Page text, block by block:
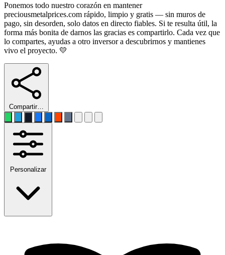
Ponemos todo nuestro corazón en mantener
preciousmetalprices.com rápido, limpio y gratis — sin muros de
pago, sin desorden, solo datos en directo fiables. Si te resulta útil, la
forma más bonita de darnos las gracias es compartirlo. Cada vez que
lo compartes, ayudas a otro inversor a descubrirnos y mantienes
vivo el proyecto. 💛
Compartir…
Personalizar